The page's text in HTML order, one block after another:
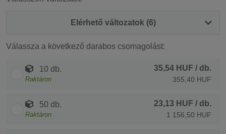
Elérhető változatok (6)
Válassza a következő darabos csomagolást:
10 db.
Raktáron
35,54 HUF / db.
355,40 HUF
50 db.
Raktáron
23,13 HUF / db.
1 156,50 HUF